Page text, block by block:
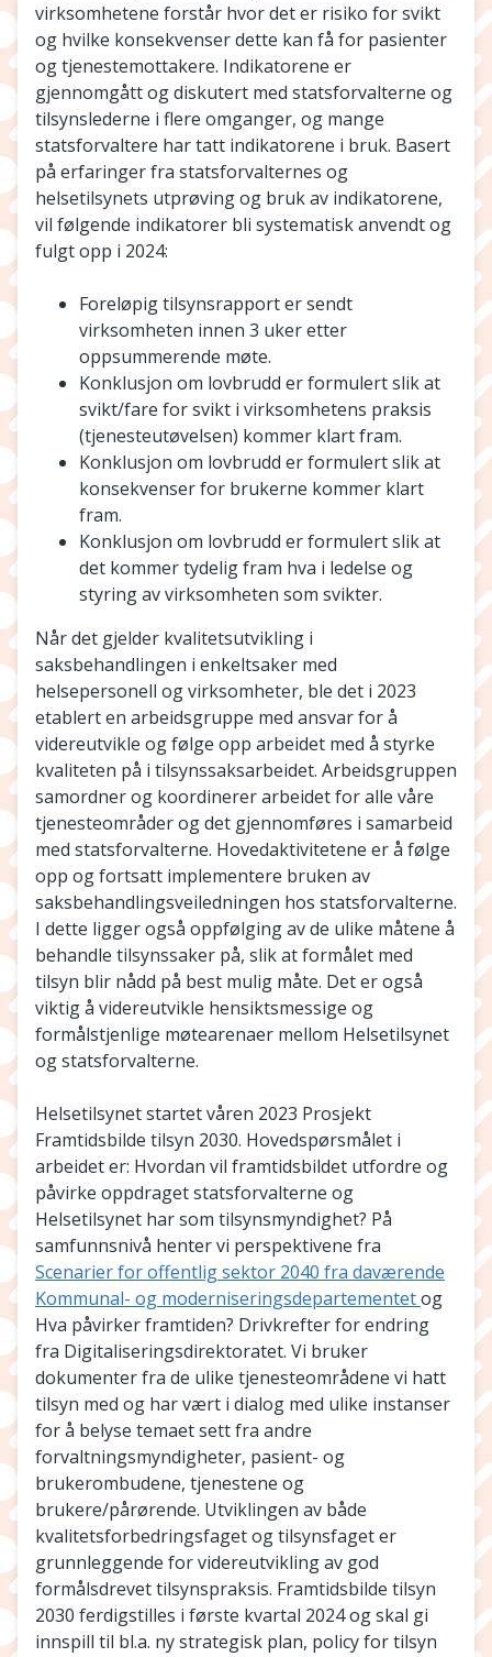
virksomhetene forstår hvor det er risiko for svikt
og hvilke konsekvenser dette kan få for pasienter
og tjenestemottakere. Indikatorene er
gjennomgått og diskutert med statsforvalterne og
tilsynslederne i flere omganger, og mange
statsforvaltere har tatt indikatorene i bruk. Basert
på erfaringer fra statsforvalternes og
helsetilsynets utprøving og bruk av indikatorene,
vil følgende indikatorer bli systematisk anvendt og
fulgt opp i 2024:
Foreløpig tilsynsrapport er sendt
virksomheten innen 3 uker etter
oppsummerende møte.
Konklusjon om lovbrudd er formulert slik at
svikt/fare for svikt i virksomhetens praksis
(tjenesteutøvelsen) kommer klart fram.
Konklusjon om lovbrudd er formulert slik at
konsekvenser for brukerne kommer klart
fram.
Konklusjon om lovbrudd er formulert slik at
det kommer tydelig fram hva i ledelse og
styring av virksomheten som svikter.
Når det gjelder kvalitetsutvikling i
saksbehandlingen i enkeltsaker med
helsepersonell og virksomheter, ble det i 2023
etablert en arbeidsgruppe med ansvar for å
videreutvikle og følge opp arbeidet med å styrke
kvaliteten på i tilsynssaksarbeidet. Arbeidsgruppen
samordner og koordinerer arbeidet for alle våre
tjenesteområder og det gjennomføres i samarbeid
med statsforvalterne. Hovedaktivitetene er å følge
opp og fortsatt implementere bruken av
saksbehandlingsveiledningen hos statsforvalterne.
I dette ligger også oppfølging av de ulike måtene å
behandle tilsynssaker på, slik at formålet med
tilsyn blir nådd på best mulig måte. Det er også
viktig å videreutvikle hensiktsmessige og
formålstjenlige møtearenaer mellom Helsetilsynet
og statsforvalterne.
Helsetilsynet startet våren 2023 Prosjekt
Framtidsbilde tilsyn 2030. Hovedspørsmålet i
arbeidet er: Hvordan vil framtidsbildet utfordre og
påvirke oppdraget statsforvalterne og
Helsetilsynet har som tilsynsmyndighet? På
samfunnsnivå henter vi perspektivene fra
Scenarier for offentlig sektor 2040 fra daværende
Kommunal- og moderniseringsdepartementetog
Hva påvirker framtiden? Drivkrefter for endring
fra Digitaliseringsdirektoratet. Vi bruker
dokumenter fra de ulike tjenesteområdene vi hatt
tilsyn med og har vært i dialog med ulike instanser
for å belyse temaet sett fra andre
forvaltningsmyndigheter, pasient- og
brukerombudene, tjenestene og
brukere/pårørende. Utviklingen av både
kvalitetsforbedringsfaget og tilsynsfaget er
grunnleggende for videreutvikling av god
formålsdrevet tilsynspraksis. Framtidsbilde tilsyn
2030 ferdigstilles i første kvartal 2024 og skal gi
innspill til bl.a. ny strategisk plan, policy for tilsyn